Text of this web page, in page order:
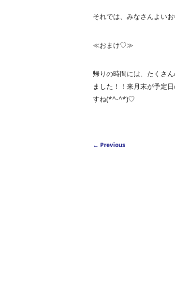
それでは、みなさんよい
≪おまけ♡≫
帰りの時間には、たくさ
ました！！来月末が予定
すね(*^-^*)♡
Post navigation
← Previous